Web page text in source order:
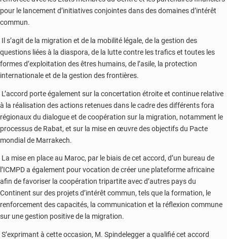
pour le lancement d’initiatives conjointes dans des domaines d’intérêt
commun.
Il s’agit de la migration et de la mobilité légale, de la gestion des
questions liées à la diaspora, de la lutte contre les trafics et toutes les
formes d’exploitation des êtres humains, de l’asile, la protection
internationale et de la gestion des frontières.
L’accord porte également sur la concertation étroite et continue relative
à la réalisation des actions retenues dans le cadre des différents fora
régionaux du dialogue et de coopération sur la migration, notamment le
processus de Rabat, et sur la mise en œuvre des objectifs du Pacte
mondial de Marrakech.
La mise en place au Maroc, par le biais de cet accord, d’un bureau de
l’ICMPD a également pour vocation de créer une plateforme africaine
afin de favoriser la coopération tripartite avec d’autres pays du
Continent sur des projets d’intérêt commun, tels que la formation, le
renforcement des capacités, la communication et la réflexion commune
sur une gestion positive de la migration.
S’exprimant à cette occasion, M. Spindelegger a qualifié cet accord